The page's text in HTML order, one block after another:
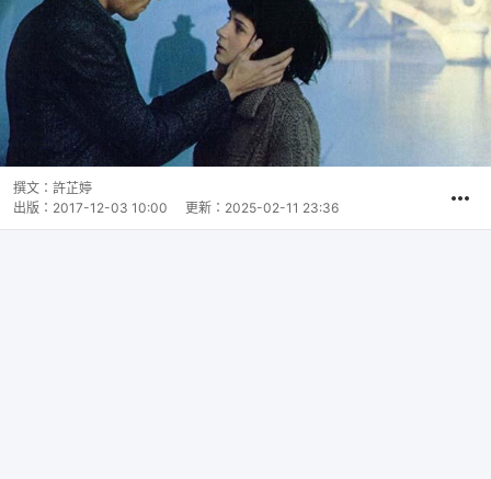
撰文： 許芷婷
出版： 2017-12-03 10:00 更新： 2025-02-11 23:36